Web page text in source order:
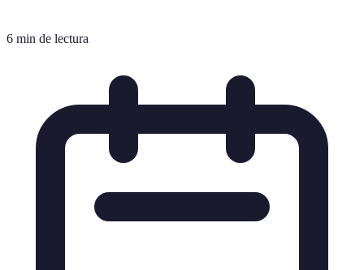
6 min de lectura